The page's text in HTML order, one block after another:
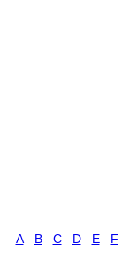
A B C D E F